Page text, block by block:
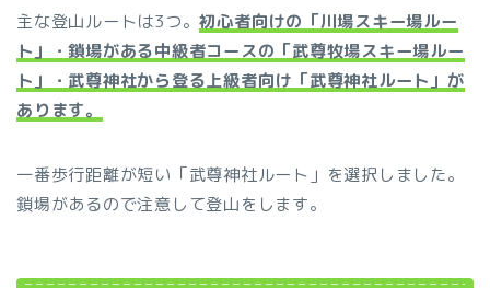
主な登山ルートは3つ。初心者向けの「川場スキー場ルー
ト」・鎖場がある中級者コースの「武尊牧場スキー場ルー
ト」・武尊神社から登る上級者向け「武尊神社ルート」が
あります。
一番歩行距離が短い「武尊神社ルート」を選択しました。
鎖場があるので注意して登山をします。